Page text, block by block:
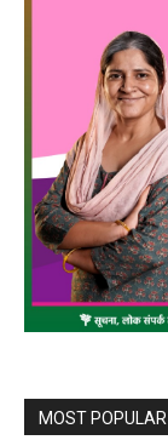
MOST POPULAR